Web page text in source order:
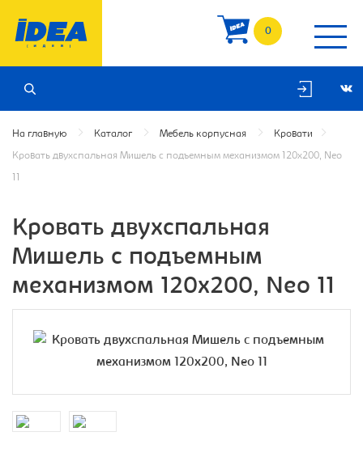
0
На главную Каталог Мебель корпусная Кровати
Кровать двухспальная Мишель с подъемным механизмом 120х200, Neo
Кровать двухспальная
Мишель с подъемным
механизмом 120х200, Neo 11